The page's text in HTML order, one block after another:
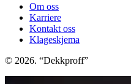
Om oss
Karriere
Kontakt oss
Klageskjema
© 2026. “Dekkproff”